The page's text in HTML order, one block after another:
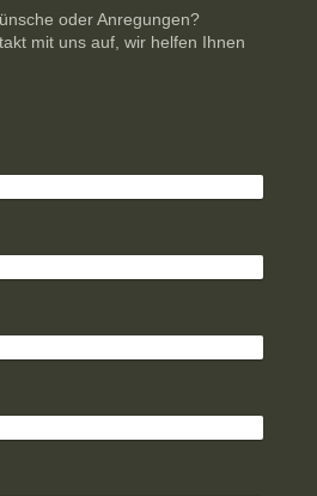
oder Anregungen?
mit uns auf, wir helfen Ihnen